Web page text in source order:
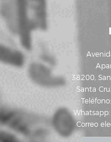
38200,
Santa
Whatsapp:
Correo